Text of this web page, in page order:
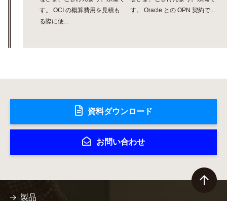
す。 OCI の概算費用を見積も
る際に便...
す。 Oracle との OPN 契約で...
資料ダウンロード
お問い合わせ
製品